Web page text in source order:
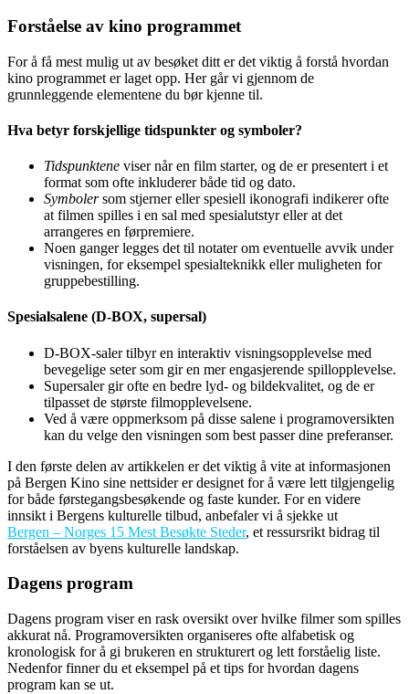
Forståelse av kino programmet
For å få mest mulig ut av besøket ditt er det viktig å forstå hvordan
kino programmet er laget opp. Her går vi gjennom de
grunnleggende elementene du bør kjenne til.
Hva betyr forskjellige tidspunkter og symboler?
Tidspunktene viser når en film starter, og de er presentert i et
format som ofte inkluderer både tid og dato.
Symbolersom stjerner eller spesiell ikonografi indikerer ofte
at filmen spilles i en sal med spesialutstyr eller at det
arrangeres en førpremiere.
Noen ganger legges det til notater om eventuelle avvik under
visningen, for eksempel spesialteknikk eller muligheten for
gruppebestilling.
Spesialsalene (D-BOX, supersal)
D-BOX-saler tilbyr en interaktiv visningsopplevelse med
bevegelige seter som gir en mer engasjerende spillopplevelse.
Supersaler gir ofte en bedre lyd- og bildekvalitet, og de er
tilpasset de største filmopplevelsene.
Ved å være oppmerksom på disse salene i programoversikten
kan du velge den visningen som best passer dine preferanser.
I den første delen av artikkelen er det viktig å vite at informasjonen
på Bergen Kino sine nettsider er designet for å være lett tilgjengelig
for både førstegangsbesøkende og faste kunder. For en videre
innsikt i Bergens kulturelle tilbud, anbefaler vi å sjekke ut
Bergen – Norges 15 Mest Besøkte Steder, et ressursrikt bidrag til
forståelsen av byens kulturelle landskap.
Dagens program
Dagens program viser en rask oversikt over hvilke filmer som spilles
akkurat nå. Programoversikten organiseres ofte alfabetisk og
kronologisk for å gi brukeren en strukturert og lett forståelig liste.
Nedenfor finner du et eksempel på et tips for hvordan dagens
program kan se ut.